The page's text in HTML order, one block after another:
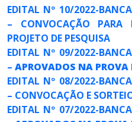
EDITAL Nº 10/2022-
– CONVOCAÇÃO PARA
PROJETO DE PESQUISA
EDITAL Nº 09/2022-
– APROVADOS NA
EDITAL Nº 08/2022-
– CONVOCAÇÃO E
EDITAL Nº 07/2022-